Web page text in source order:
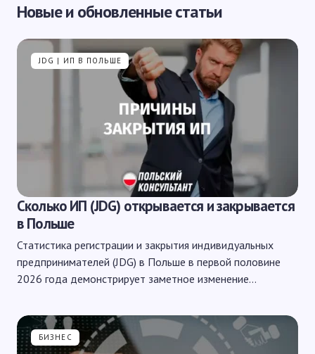
Новые и обновленные статьи
JDG | ИП В ПОЛЬШЕ
Сколько ИП (JDG) открывается и закрывается
в Польше
Статистика регистрации и закрытия индивидуальных
предпринимателей (JDG) в Польше в первой половине
2026 года демонстрирует заметное изменение…
БИЗНЕС